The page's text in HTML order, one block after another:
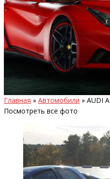
Главная » Автомобили » AUDI
Посмотреть все фото